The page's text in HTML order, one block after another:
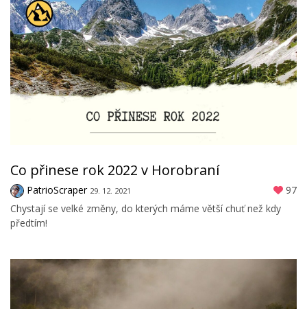
Co přinese rok 2022 v Horobraní
PatrioScraper 29. 12. 2021
97
Chystají se velké změny, do kterých máme větší chuť než kdy
předtím!